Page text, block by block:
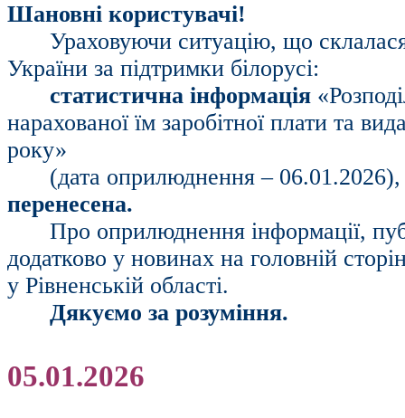
Шановні користувачі!
Ураховуючи ситуацію, що
України за підтримки білорусі:
статистична інформація
нарахованої їм заробітної плати та
року»
(дата оприлюднення – 06.01.2026),
перенесена.
Про оприлюднення інформації,
додатково у новинах на головній
у Рівненській області.
Дякуємо за розуміння.
05.01.2026